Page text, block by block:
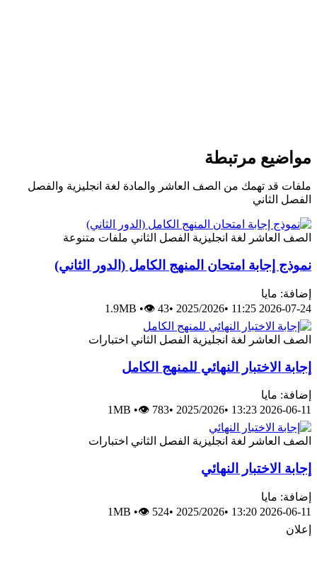
مواضيع مرتبطة
ملفات قد تهمك من الصف العاشر والمادة لغة انجليزية والفصل
الفصل الثاني
الصف العاشر لغة انجليزية الفصل الثاني ملفات متنوعة
نموذج إجابة امتحان المنهج الكامل (الدور الثاني)
إضافة: مايا
2026-07-24 11:25
•
2025/2026
•
1.9MB •👁 43
الصف العاشر لغة انجليزية الفصل الثاني اختبارات
إجابة الاختبار النهائي للمنهج الكامل
إضافة: مايا
2026-06-11 13:23
•
2025/2026
•
1MB •👁 783
الصف العاشر لغة انجليزية الفصل الثاني اختبارات
إجابة الاختبار النهائي
إضافة: مايا
2026-06-11 13:20
•
2025/2026
•
1MB •👁 524
إعلان